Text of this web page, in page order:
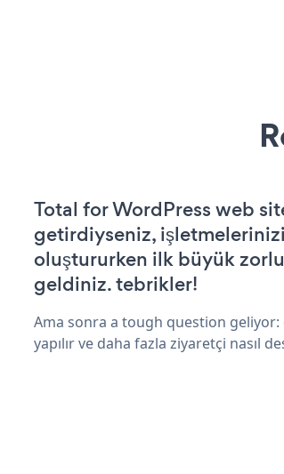
Total for WordPress web
getirdiyseniz,
oluştururken ilk büyük
geldiniz. tebrikler!
Ama sonra a tough question geliyor:
yapılır ve daha fazla ziyaretçi nasıl